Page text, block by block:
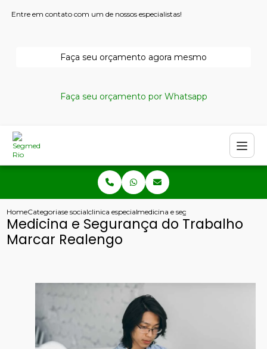
Entre em contato com um de nossos especialistas!
Faça seu orçamento agora mesmo
Faça seu orçamento por Whatsapp
HomeCategoriase socialclinica especializada em seguranca do trabalho
medicina e seguranca do trabalho
Medicina e Segurança do Trabalho
Marcar Realengo